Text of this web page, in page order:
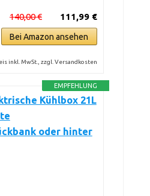
111,99 €
140,00 €
Bei Amazon ansehen
inkl. MwSt., zzgl. Versandkosten
EMPFEHLUNG
Kühlbox 21L
oder hinter